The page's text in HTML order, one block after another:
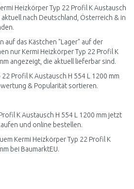
Heizkörper Typ 22 Profil K Austausch
nach Deutschland, Österreich & in
auf das Kästchen "Lager" auf der
nur Kermi Heizkörper Typ 22 Profil K
angezeigt, die aktuell lieferbar sind.
Profil K Austausch H 554 L 1200 mm
& Popularität sortieren.
K Austausch H 554 L 1200 mm jetzt
und online bestellen.
Kermi Heizkörper Typ 22 Profil K
bei BaumarktEU.